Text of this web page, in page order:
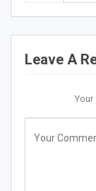
Leave A